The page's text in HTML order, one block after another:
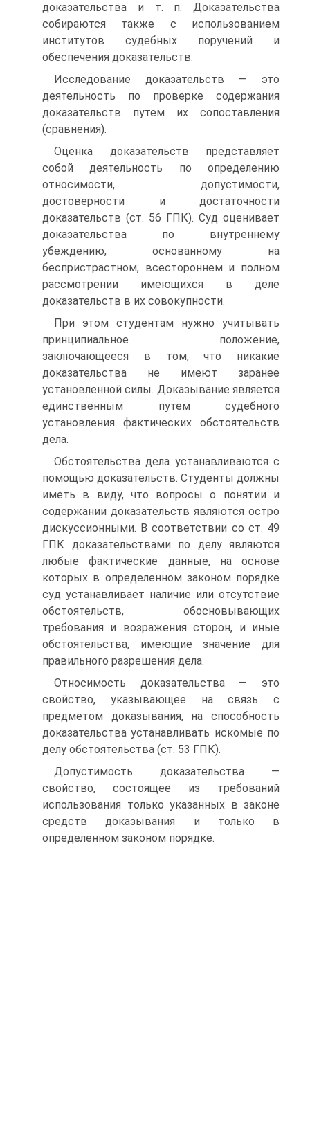
доказательства и т. п. Доказательства
собираются также с использованием
институтов судебных поручений и
обеспечения доказательств.
Исследование доказательств — это
деятельность по проверке содержания
доказательств путем их сопоставления
(сравнения).
Оценка доказательств представляет
собой деятельность по определению
относимости, допустимости,
достоверности и достаточности
доказательств (ст. 56 ГПК). Суд оценивает
доказательства по внутреннему
убеждению, основанному на
беспристрастном, всестороннем и полном
рассмотрении имеющихся в деле
доказательств в их совокупности.
При этом студентам нужно учитывать
принципиальное положение,
заключающееся в том, что никакие
доказательства не имеют заранее
установленной силы. Доказывание является
единственным путем судебного
установления фактических обстоятельств
дела.
Обстоятельства дела устанавливаются с
помощью доказательств. Студенты должны
иметь в виду, что вопросы о понятии и
содержании доказательств являются остро
дискуссионными. В соответствии со ст. 49
ГПК доказательствами по делу являются
любые фактические данные, на основе
которых в определенном законом порядке
суд устанавливает наличие или отсутствие
обстоятельств, обосновывающих
требования и возражения сторон, и иные
обстоятельства, имеющие значение для
правильного разрешения дела.
Относимость доказательства — это
свойство, указывающее на связь с
предметом доказывания, на способность
доказательства устанавливать искомые по
делу обстоятельства (ст. 53 ГПК).
Допустимость доказательства —
свойство, состоящее из требований
использования только указанных в законе
средств доказывания и только в
определенном законом порядке.